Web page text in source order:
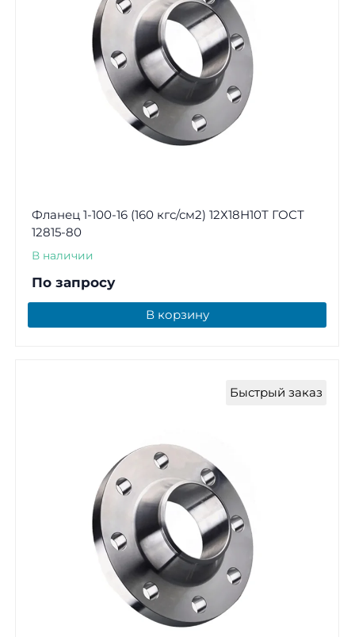
Фланец 1-100-16 (160 кгс/см2) 12Х18Н10Т ГОСТ
12815-80
В наличии
По запросу
В корзину
Быстрый заказ